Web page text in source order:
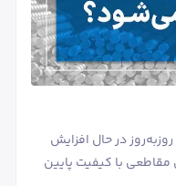
در حال افزایش
با کیفیت پایین